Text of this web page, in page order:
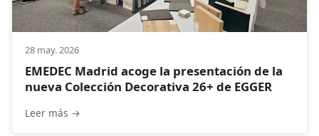
28 may. 2026
EMEDEC Madrid acoge la presentación de la
nueva Colección Decorativa 26+ de EGGER
Leer más →